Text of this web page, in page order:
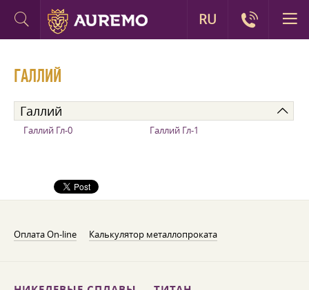
ГАЛЛИЙ
Галлий
Галлий Гл-0 Галлий Гл-1
Оплата On-line Калькулятор металлопроката
RU